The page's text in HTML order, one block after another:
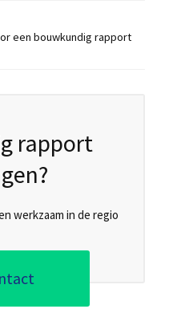
een bouwkundig rapport
rapport
werkzaam in de regio